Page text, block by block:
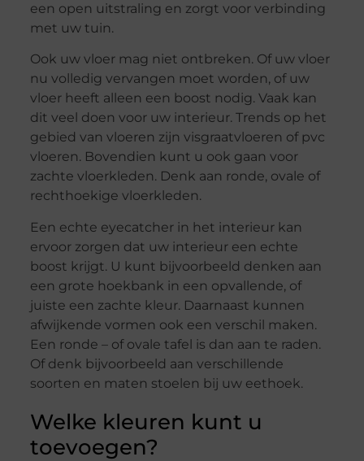
een open uitstraling en zorgt voor verbinding
met uw tuin.
Ook uw vloer mag niet ontbreken. Of uw vloer
nu volledig vervangen moet worden, of uw
vloer heeft alleen een boost nodig. Vaak kan
dit veel doen voor uw interieur. Trends op het
gebied van vloeren zijn visgraatvloeren of pvc
vloeren. Bovendien kunt u ook gaan voor
zachte vloerkleden. Denk aan ronde, ovale of
rechthoekige vloerkleden.
Een echte eyecatcher in het interieur kan
ervoor zorgen dat uw interieur een echte
boost krijgt. U kunt bijvoorbeeld denken aan
een grote hoekbank in een opvallende, of
juiste een zachte kleur. Daarnaast kunnen
afwijkende vormen ook een verschil maken.
Een ronde – of ovale tafel is dan aan te raden.
Of denk bijvoorbeeld aan verschillende
soorten en maten stoelen bij uw eethoek.
Welke kleuren kunt u
toevoegen?